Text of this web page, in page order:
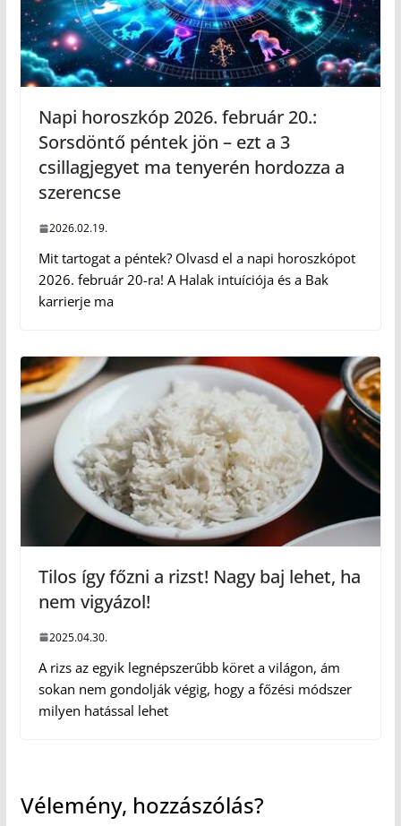
Napi horoszkóp 2026. február 20.:
Sorsdöntő péntek jön – ezt a 3
csillagjegyet ma tenyerén hordozza a
szerencse
2026.02.19.
Mit tartogat a péntek? Olvasd el a napi horoszkópot
2026. február 20-ra! A Halak intuíciója és a Bak
karrierje ma
Tilos így főzni a rizst! Nagy baj lehet, ha
nem vigyázol!
2025.04.30.
A rizs az egyik legnépszerűbb köret a világon, ám
sokan nem gondolják végig, hogy a főzési módszer
milyen hatással lehet
Vélemény, hozzászólás?